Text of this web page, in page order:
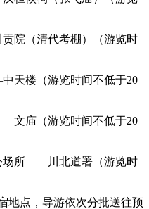
院（清代考棚）（游览时
天楼（游览时间不低于20
文庙（游览时间不低于20
场所——川北道署（游览时
地点，导游依次分批送往预